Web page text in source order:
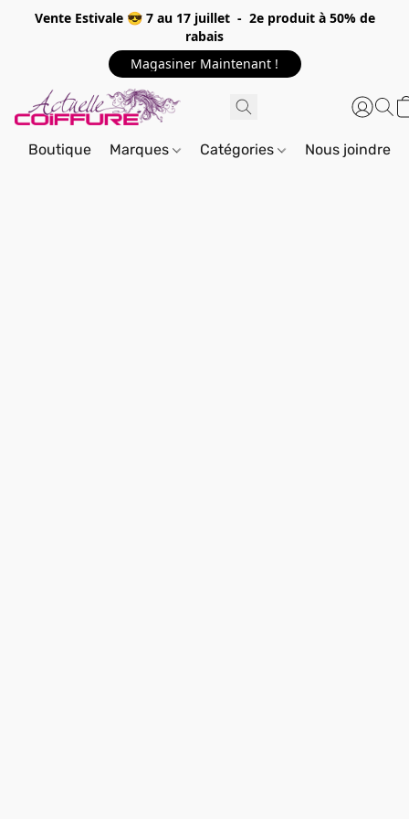
Vente Estivale 😎 7 au 17 juillet - 2e produit à 50% de
rabais
Magasiner Maintenant !
Boutique Marques Catégories Nous joindre